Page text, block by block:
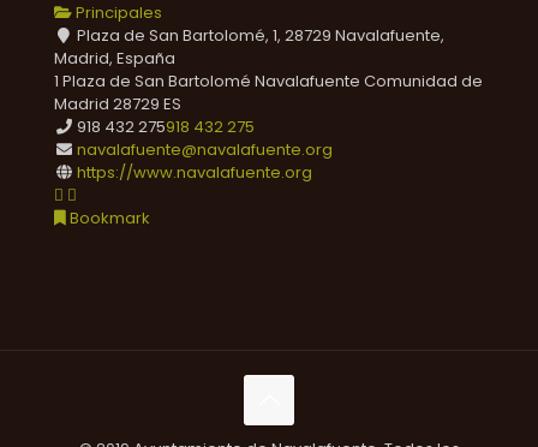
Principales
Plaza de San Bartolomé, 1, 28729 Navalafuente,
Madrid, España
1 Plaza de San Bartolomé Navalafuente Comunidad de
Madrid 28729 ES
918 432 275918 432 275
navalafuente@navalafuente.org
https://www.navalafuente.org
Bookmark